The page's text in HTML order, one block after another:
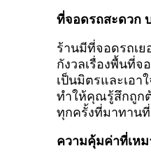
ที่จอดรถสะดวก
ร้านมีที่จอดรถเย
กังวลเรื่องพื้นที่จ
เป็นมิตรและเอา
ทำให้คุณรู้สึกถูก
ทุกครั้งที่มาทาน
ความคุ้มค่าที่เห